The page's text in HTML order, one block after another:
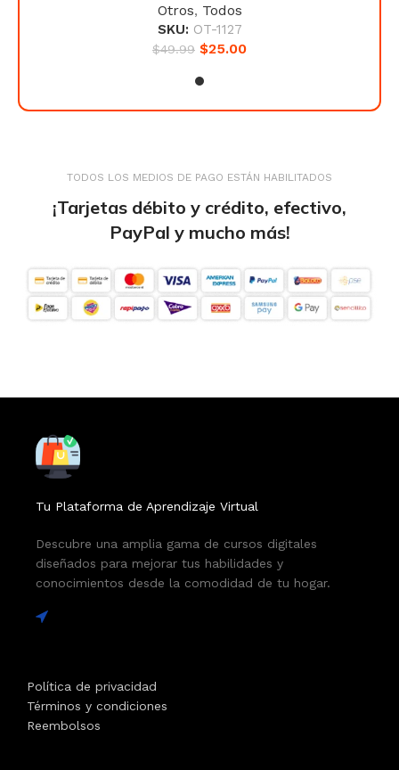
Otros, Todos
SKU: OT-1127
$49.99 $25.00
TODOS LOS MEDIOS DE PAGO ESTÁN HABILITADOS
¡Tarjetas débito y crédito, efectivo,
PayPal y mucho más!
Tu Plataforma de Aprendizaje Virtual
Descubre una amplia gama de cursos digitales
diseñados para mejorar tus habilidades y
conocimientos desde la comodidad de tu hogar.
Política de privacidad
Términos y condiciones
Reembolsos